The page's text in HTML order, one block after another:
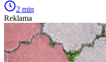
2 min
Reklama